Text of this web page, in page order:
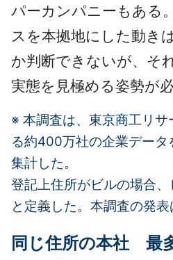
パーカンパニーもある
スを本拠地にした動き
か判断できないが、そ
実態を見極める姿勢が
※ 本調査は、東京商工リ
る約400万社の企業データ
集計した。
登記上住所がビルの場合
と定義した。本調査の発表
同じ住所の本社 最